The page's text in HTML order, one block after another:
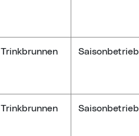
Trinkbrunnen Saisonbetrieb
Trinkbrunnen Saisonbetrieb